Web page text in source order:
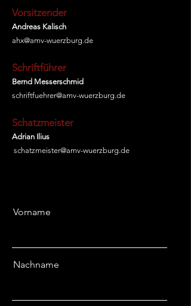
Vorsitzender
Andreas Kalisch
ahx@amv-wuerzburg.de
Schriftführer
Bernd Messerschmid
schriftfuehrer@amv-wuerzburg.de
Schatzmeister
Adrian Ilius
schatzmeister@amv-wuerzburg.de
Vorname
Nachname